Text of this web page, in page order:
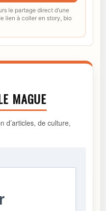
le partage direct d’une
lien à coller en story, bio
MAGUE
d’articles, de culture,